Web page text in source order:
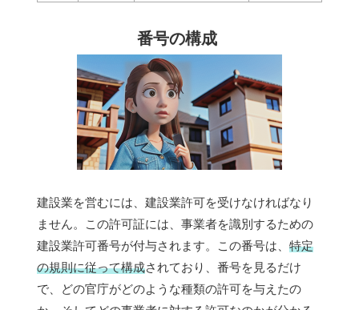
番号の構成
建設業を営むには、建設業許可を受けなければなり
ません。この許可証には、事業者を識別するための
建設業許可番号が付与されます。この番号は、 特定
の規則に従って構成されており、番号を見るだけ
で、どの官庁がどのような種類の許可を与えたの